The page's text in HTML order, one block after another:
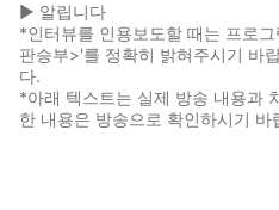
▶ 알립니다
*인터뷰를 인용보도할 때는 프로
판승부>'를 정확히 밝혀주시기 바
다.
*아래 텍스트는 실제 방송 내용과
한 내용은 방송으로 확인하시기 바